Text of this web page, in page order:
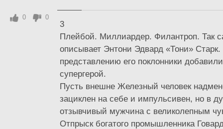
3
Плейбой. Миллиардер. Филантроп. Так
описывает Энтони Эдвард «Тони»
представлению его поклонники
супергерой.
Пусть внешне Железный человек
зациклен на себе и импульсивен, но в
отзывчивый мужчина с великолепным
Отпрыск богатого промышленника
0 0